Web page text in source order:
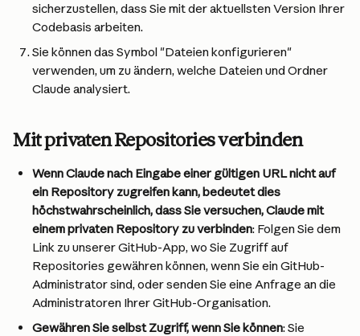
sicherzustellen, dass Sie mit der aktuellsten Version Ihrer
Codebasis arbeiten.
Sie können das Symbol "Dateien konfigurieren"
verwenden, um zu ändern, welche Dateien und Ordner
Claude analysiert.
Mit privaten Repositories verbinden
Wenn Claude nach Eingabe einer gültigen URL nicht auf
ein Repository zugreifen kann, bedeutet dies
höchstwahrscheinlich, dass Sie versuchen, Claude mit
einem privaten Repository zu verbinden: Folgen Sie dem
Link zu unserer GitHub-App, wo Sie Zugriff auf
Repositories gewähren können, wenn Sie ein GitHub-
Administrator sind, oder senden Sie eine Anfrage an die
Administratoren Ihrer GitHub-Organisation.
Gewähren Sie selbst Zugriff, wenn Sie können: Sie